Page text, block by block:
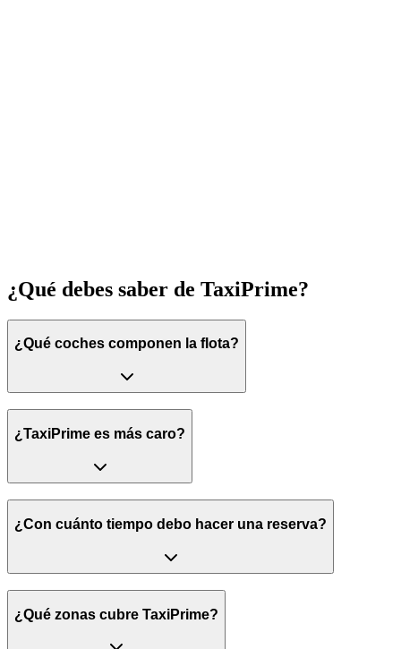
Contactar
¿Qué debes saber de TaxiPrime?
¿Qué coches componen la flota?
¿TaxiPrime es más caro?
¿Con cuánto tiempo debo hacer una reserva?
¿Qué zonas cubre TaxiPrime?